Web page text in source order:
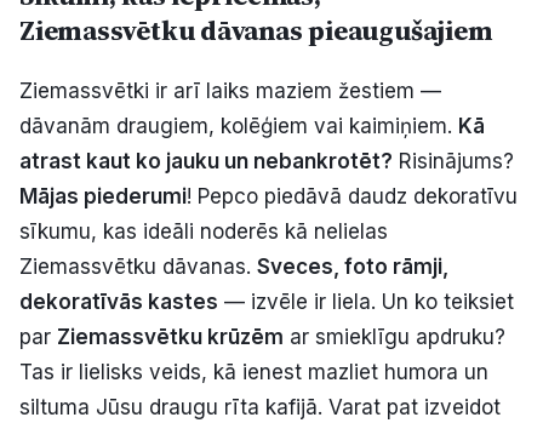
Ziemassvētku dāvanas pieaugušajiem
Ziemassvētki ir arī laiks maziem žestiem —
dāvanām draugiem, kolēģiem vai kaimiņiem. Kā
atrast kaut ko jauku un nebankrotēt? Risinājums?
Mājas piederumi! Pepco piedāvā daudz dekoratīvu
sīkumu, kas ideāli noderēs kā nelielas
Ziemassvētku dāvanas. Sveces, foto rāmji,
dekoratīvās kastes — izvēle ir liela. Un ko teiksiet
par Ziemassvētku krūzēm ar smieklīgu apdruku?
Tas ir lielisks veids, kā ienest mazliet humora un
siltuma Jūsu draugu rīta kafijā. Varat pat izveidot